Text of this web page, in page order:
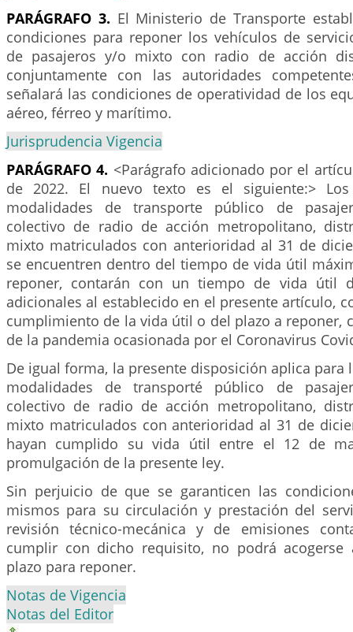
PARÁGRAFO 3. El Ministerio de Transporte
condiciones para reponer los vehículos de
de pasajeros y/o mixto con radio de acción
conjuntamente con las autoridades
señalará las condiciones de operatividad de los
aéreo, férreo y marítimo.
Jurisprudencia Vigencia
PARÁGRAFO 4. <Parágrafo adicionado por el
de 2022. El nuevo texto es el siguiente:>
modalidades de transporte público de
colectivo de radio de acción metropolitano,
mixto matriculados con anterioridad al 31 de
se encuentren dentro del tiempo de vida útil
reponer, contarán con un tiempo de vida útil
adicionales al establecido en el presente artículo,
cumplimiento de la vida útil o del plazo a reponer,
de la pandemia ocasionada por el Coronavirus
De igual forma, la presente disposición aplica para
modalidades de transporté público de
colectivo de radio de acción metropolitano,
mixto matriculados con anterioridad al 31 de
hayan cumplido su vida útil entre el 12 de
promulgación de la presente ley.
Sin perjuicio de que se garanticen las
mismos para su circulación y prestación del
revisión técnico-mecánica y de emisiones
cumplir con dicho requisito, no podrá
plazo para reponer.
Notas de Vigencia
Notas del Editor